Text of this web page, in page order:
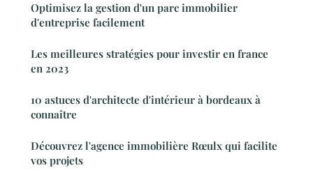
Optimisez la gestion d'un parc immobilier
d'entreprise facilement
Les meilleures stratégies pour investir en france
en 2023
10 astuces d'architecte d'intérieur à bordeaux à
connaître
Découvrez l'agence immobilière Rœulx qui facilite
vos projets